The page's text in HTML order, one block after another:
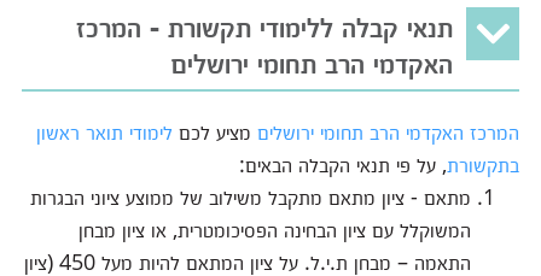
תנאי קבלה ללימודי תקשורת - המרכז
האקדמי הרב תחומי ירושלים
המרכז האקדמי הרב תחומי ירושליםמציע לכם לימודי תואר ראשון
בתקשורת, על פי תנאי הקבלה הבאים:
מתאם - ציון מתאם מתקבל משילוב של ממוצע ציוני הבגרות
המשוקלל עם ציון הבחינה הפסיכומטרית, או ציון מבחן
התאמה – מבחן ת.י.ל. על ציון המתאם להיות מעל 450 (ציון